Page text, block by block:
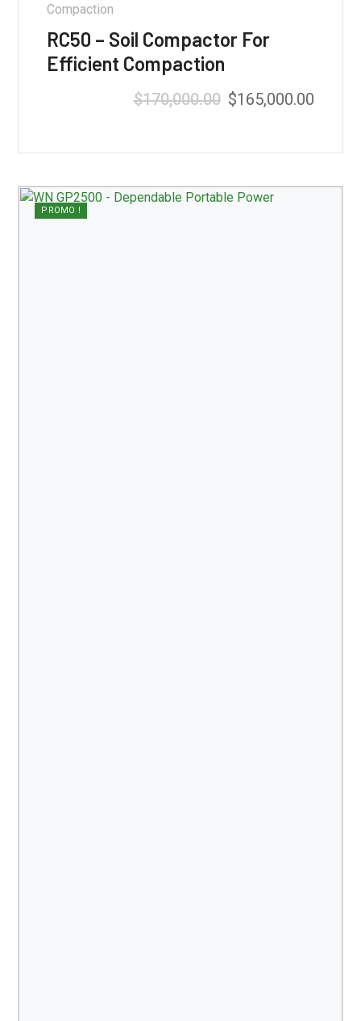
Compaction
RC50 – Soil Compactor For
Efficient Compaction
$170,000.00 $165,000.00
PROMO !